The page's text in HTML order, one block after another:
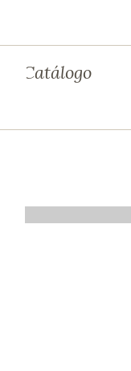
Catálogo